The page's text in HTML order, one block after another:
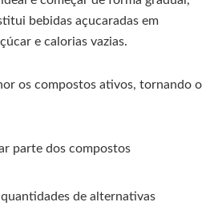
bebidas açucaradas em
e calorias vazias.
os compostos ativos, tornando o
parte dos compostos
de alternativas